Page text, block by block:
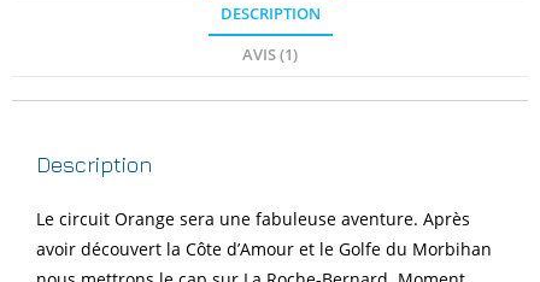
DESCRIPTION
AVIS (1)
Description
Le circuit Orange sera une fabuleuse aventure. Après
avoir découvert la Côte d’Amour et le Golfe du Morbihan